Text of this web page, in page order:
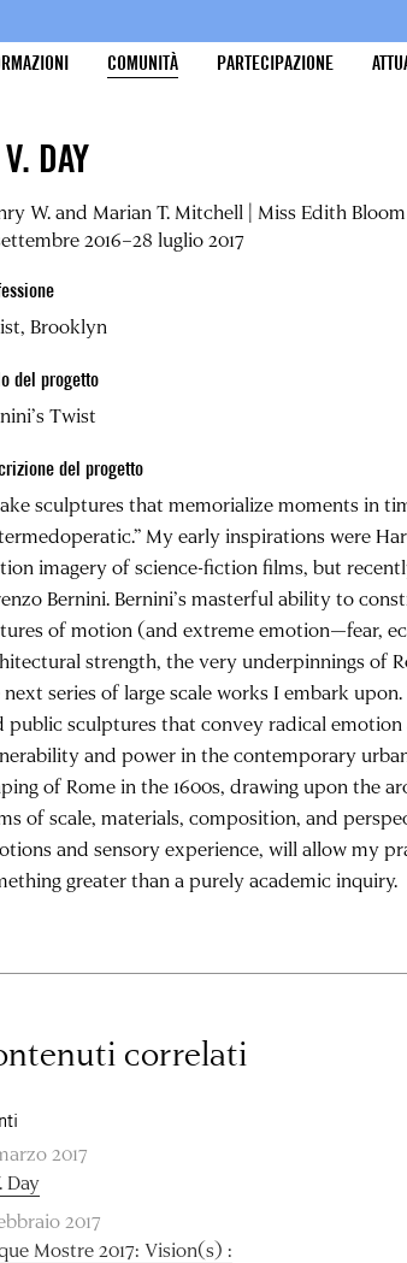
COMUNITÀ PARTECIPAZIONE
DAY
W. and Marian T. Mitchell | Miss Edith
2016–28 luglio 2017
Brooklyn
del progetto
Twist
del progetto
sculptures that memorialize moments in
My early inspirations were
imagery of science-fiction films, but
Bernini. Bernini’s masterful ability to
of motion (and extreme emotion—fear,
strength, the very underpinnings of
series of large scale works I embark
public sculptures that convey radical
and power in the contemporary
of Rome in the 1600s, drawing upon the
of scale, materials, composition, and
and sensory experience, will allow my
greater than a purely academic inquiry.
correlati
2017
Day
2017
Mostre 2017: Vision(s) :